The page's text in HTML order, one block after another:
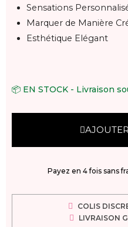
Sensations
Marquer de Manière
Esthétique Elégant
📦 EN STOCK - Livraison
Payez en 4 fois sans
COLIS
LIVRAISON